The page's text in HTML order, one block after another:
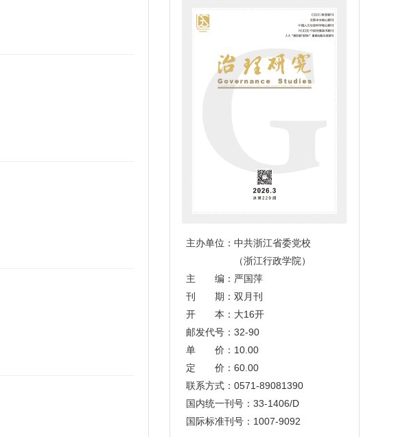
主办单位：中共浙江省委党校
（浙江行政学院）
主 编：严国萍
刊 期：双月刊
开 本：大16开
邮发代号：32-90
单 价：10.00
定 价：60.00
联系方式：0571-89081390
国内统一刊号：33-1406/D
国际标准刊号：1007-9092